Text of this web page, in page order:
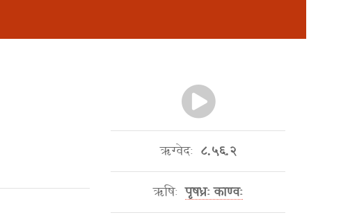
ऋग्वेदः ८.५६.२
ऋषिः पृषध्रः काण्वः